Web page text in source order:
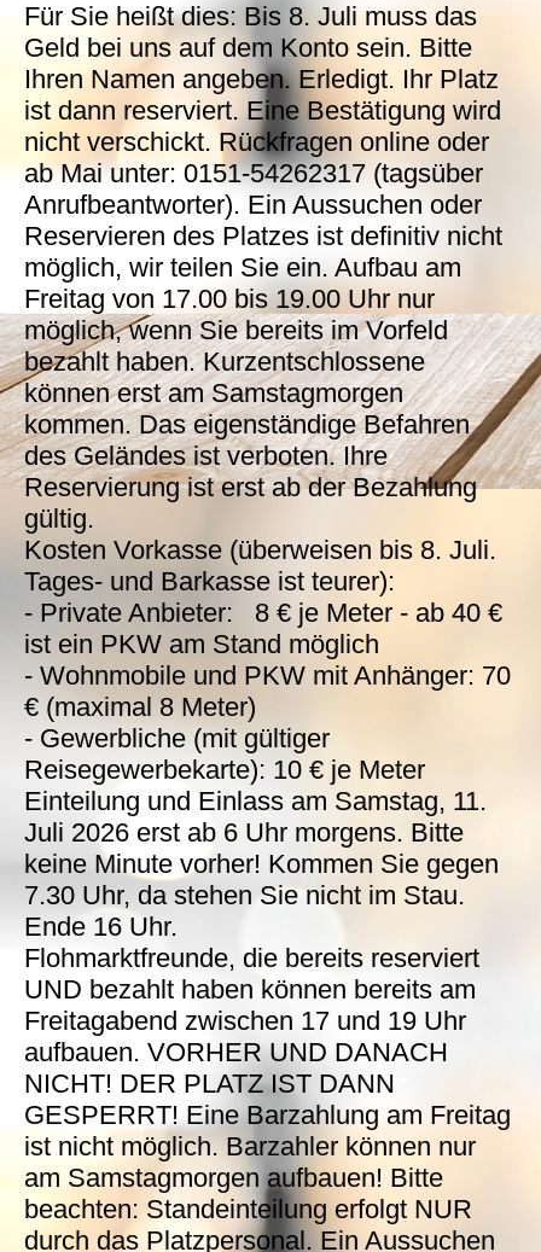
Für Sie heißt dies: Bis 8. Juli muss das
Geld bei uns auf dem Konto sein. Bitte
Ihren Namen angeben. Erledigt. Ihr Platz
ist dann reserviert. Eine Bestätigung wird
nicht verschickt. Rückfragen online oder
ab Mai unter: 0151-54262317 (tagsüber
Anrufbeantworter). Ein Aussuchen oder
Reservieren des Platzes ist definitiv nicht
möglich, wir teilen Sie ein. Aufbau am
Freitag von 17.00 bis 19.00 Uhr nur
möglich, wenn Sie bereits im Vorfeld
bezahlt haben. Kurzentschlossene
können erst am Samstagmorgen
kommen. Das eigenständige Befahren
des Geländes ist verboten. Ihre
Reservierung ist erst ab der Bezahlung
gültig.
Kosten Vorkasse (überweisen bis 8. Juli.
Tages- und Barkasse ist teurer):
- Private Anbieter: 8 € je Meter - ab 40 €
ist ein PKW am Stand möglich
- Wohnmobile und PKW mit Anhänger: 70
€ (maximal 8 Meter)
- Gewerbliche (mit gültiger
Reisegewerbekarte): 10 € je Meter
Einteilung und Einlass am Samstag, 11.
Juli 2026 erst ab 6 Uhr morgens. Bitte
keine Minute vorher! Kommen Sie gegen
7.30 Uhr, da stehen Sie nicht im Stau.
Ende 16 Uhr.
Flohmarktfreunde, die bereits reserviert
UND bezahlt haben können bereits am
Freitagabend zwischen 17 und 19 Uhr
aufbauen. VORHER UND DANACH
NICHT! DER PLATZ IST DANN
GESPERRT! Eine Barzahlung am Freitag
ist nicht möglich. Barzahler können nur
am Samstagmorgen aufbauen! Bitte
beachten: Standeinteilung erfolgt NUR
durch das Platzpersonal. Ein Aussuchen